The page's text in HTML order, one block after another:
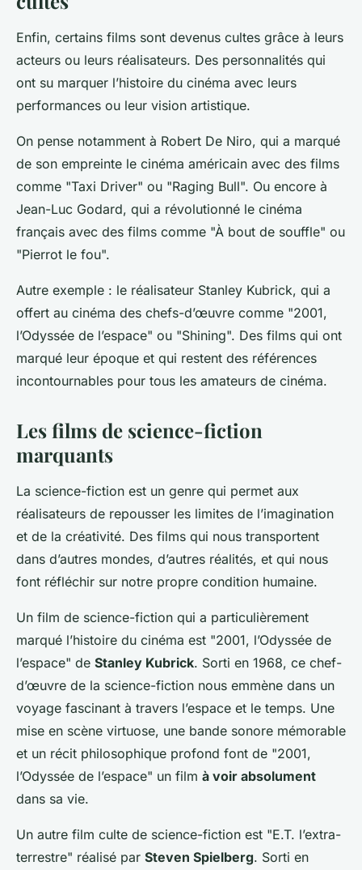
Enfin, certains films sont devenus cultes grâce à leurs
acteurs ou leurs réalisateurs. Des personnalités qui
ont su marquer l’histoire du cinéma avec leurs
performances ou leur vision artistique.
On pense notamment à Robert De Niro, qui a marqué
de son empreinte le cinéma américain avec des films
comme "Taxi Driver" ou "Raging Bull". Ou encore à
Jean-Luc Godard, qui a révolutionné le cinéma
français avec des films comme "À bout de souffle" ou
"Pierrot le fou".
Autre exemple : le réalisateur Stanley Kubrick, qui a
offert au cinéma des chefs-d’œuvre comme "2001,
l’Odyssée de l’espace" ou "Shining". Des films qui ont
marqué leur époque et qui restent des références
incontournables pour tous les amateurs de cinéma.
Les films de science-fiction
marquants
La science-fiction est un genre qui permet aux
réalisateurs de repousser les limites de l’imagination
et de la créativité. Des films qui nous transportent
dans d’autres mondes, d’autres réalités, et qui nous
font réfléchir sur notre propre condition humaine.
Un film de science-fiction qui a particulièrement
marqué l’histoire du cinéma est "2001, l’Odyssée de
l’espace" de Stanley Kubrick. Sorti en 1968, ce chef-
d’œuvre de la science-fiction nous emmène dans un
voyage fascinant à travers l’espace et le temps. Une
mise en scène virtuose, une bande sonore mémorable
et un récit philosophique profond font de "2001,
l’Odyssée de l’espace" un film à voir absolument
dans sa vie.
Un autre film culte de science-fiction est "E.T. l’extra-
terrestre" réalisé par Steven Spielberg. Sorti en